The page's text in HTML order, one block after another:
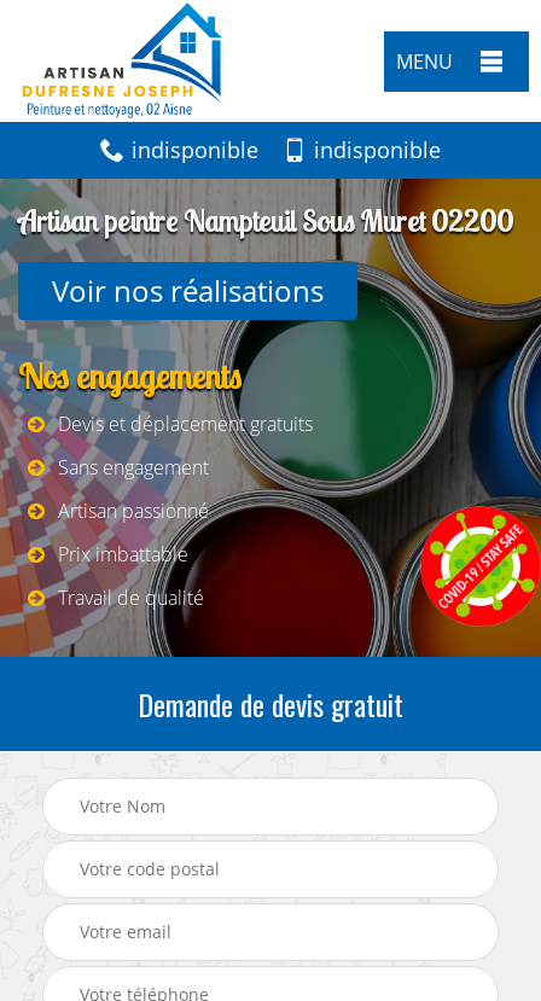
MENU
indisponible indisponible
Artisan peintre Nampteuil Sous Muret 02200
Voir nos réalisations
Nos engagements
Devis et déplacement gratuits
Sans engagement
Artisan passionné
Prix imbattable
Travail de qualité
Demande de devis gratuit